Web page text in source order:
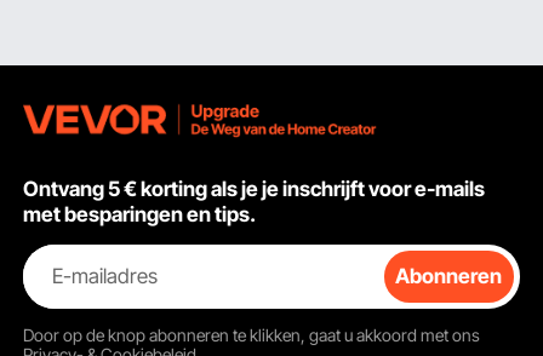
Ontvang 5 € korting als je je inschrijft voor e-mails
met besparingen en tips.
E-mailadres Abonneren
Door op de knopabonneren te klikken, gaat u akkoord met ons